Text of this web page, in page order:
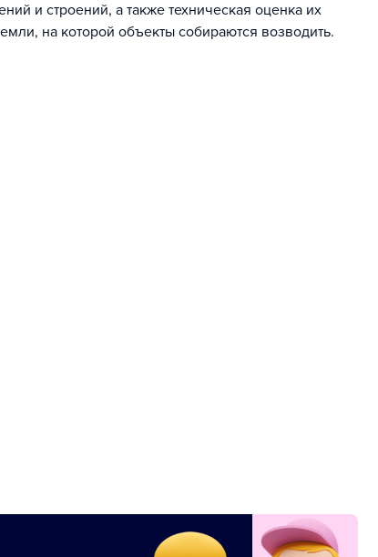
и строений, а также техническая оценка их
на которой объекты собираются возводить.